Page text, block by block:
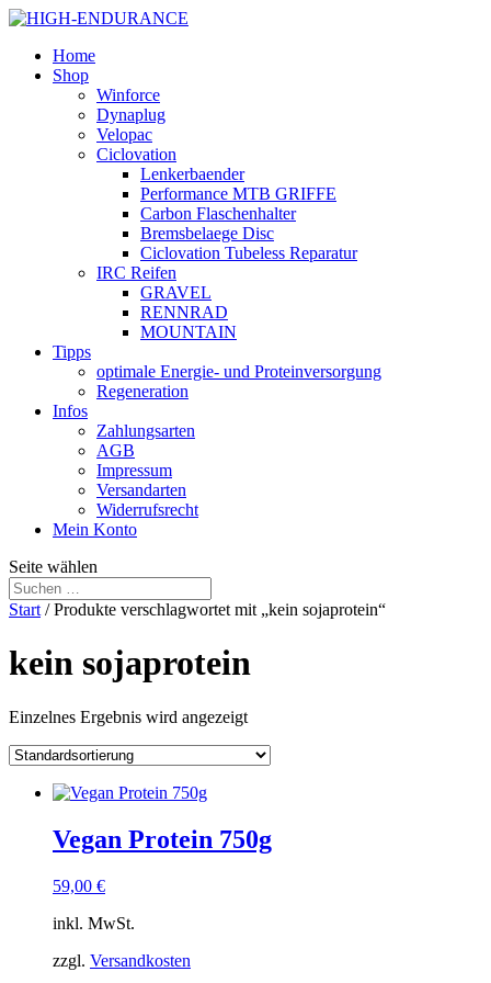
Home
Shop
Winforce
Dynaplug
Velopac
Ciclovation
Lenkerbaender
Performance MTB GRIFFE
Carbon Flaschenhalter
Bremsbelaege Disc
Ciclovation Tubeless Reparatur
IRC Reifen
GRAVEL
RENNRAD
MOUNTAIN
Tipps
optimale Energie- und Proteinversorgung
Regeneration
Infos
Zahlungsarten
AGB
Impressum
Versandarten
Widerrufsrecht
Mein Konto
Seite wählen
Start / Produkte verschlagwortet mit „kein sojaprotein“
kein sojaprotein
Einzelnes Ergebnis wird angezeigt
Vegan Protein 750g
59,00 €
inkl. MwSt.
zzgl. Versandkosten